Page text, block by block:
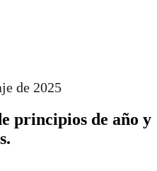
de 2025
principios de año y